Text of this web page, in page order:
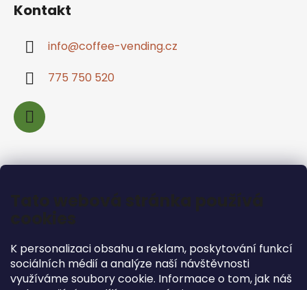
Tato webová stránka používá
cookies
K personalizaci obsahu a reklam, poskytování funkcí
sociálních médií a analýze naší návštěvnosti
využíváme soubory cookie. Informace o tom, jak náš
Kontakt
info@coffee-vending.cz
775 750 520
Jak nakupovat
Obchodní podmínky
Podmínky pro vrácení zboží